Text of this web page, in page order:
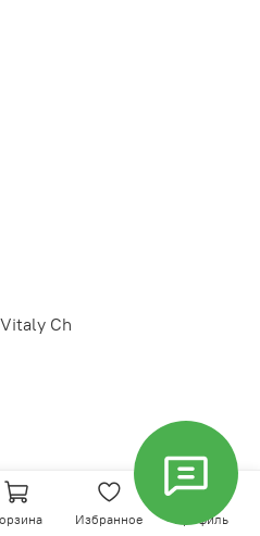
Ch
Избранное Профиль